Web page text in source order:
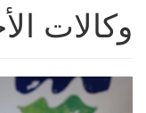
وكالات